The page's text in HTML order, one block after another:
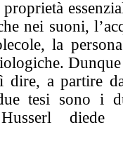
nei suoni,
la
dire, a partire
tesi sono i